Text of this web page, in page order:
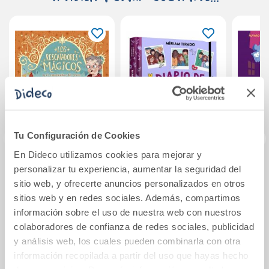
Tu Configuración de Cookies
En Dideco utilizamos cookies para mejorar y
personalizar tu experiencia, aumentar la seguridad del
sitio web, y ofrecerte anuncios personalizados en otros
sitios web y en redes sociales. Además, compartimos
información sobre el uso de nuestra web con nuestros
colaboradores de confianza de redes sociales, publicidad
y análisis web, los cuales pueden combinarla con otra
información recopilada a partir del uso que hayas hecho
Los Rescatadores
Mágicos 2. El
cumpleaños del
revés
11,50€
Comprar
Me llamo Goa: El
diario de Goa
17,15€
Comprar
Una